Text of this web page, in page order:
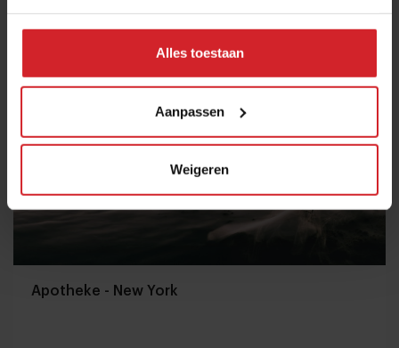
Alles toestaan
Aanpassen
Weigeren
Apotheke - New York